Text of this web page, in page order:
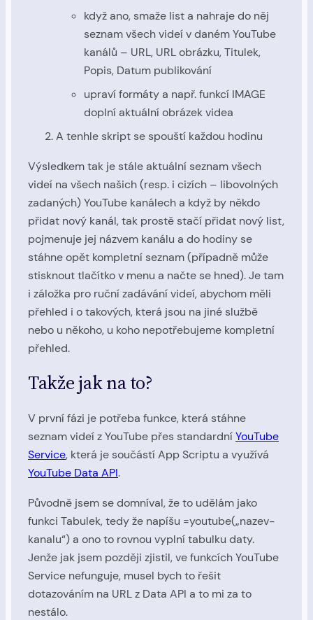
když ano, smaže list a nahraje do něj
seznam všech videí v daném YouTube
kanálů – URL, URL obrázku, Titulek,
Popis, Datum publikování
upraví formáty a např. funkcí IMAGE
doplní aktuální obrázek videa
A tenhle skript se spouští každou hodinu
Výsledkem tak je stále aktuální seznam všech
videí na všech našich (resp. i cizích – libovolných
zadaných) YouTube kanálech a když by někdo
přidat nový kanál, tak prostě stačí přidat nový list,
pojmenuje jej názvem kanálu a do hodiny se
stáhne opět kompletní seznam (případně může
stisknout tlačítko v menu a načte se hned). Je tam
i záložka pro ruční zadávání videí, abychom měli
přehled i o takových, která jsou na jiné službě
nebo u někoho, u koho nepotřebujeme kompletní
přehled.
Takže jak na to?
V první fázi je potřeba funkce, která stáhne
seznam videí z YouTube přes standardníYouTube
Service, která je součástí App Scriptu a využívá
YouTube Data API.
Původně jsem se domníval, že to udělám jako
funkci Tabulek, tedy že napíšu =youtube(„nazev-
kanalu“) a ono to rovnou vyplní tabulku daty.
Jenže jak jsem později zjistil, ve funkcích YouTube
Service nefunguje, musel bych to řešit
dotazováním na URL z Data API a to mi za to
nestálo.